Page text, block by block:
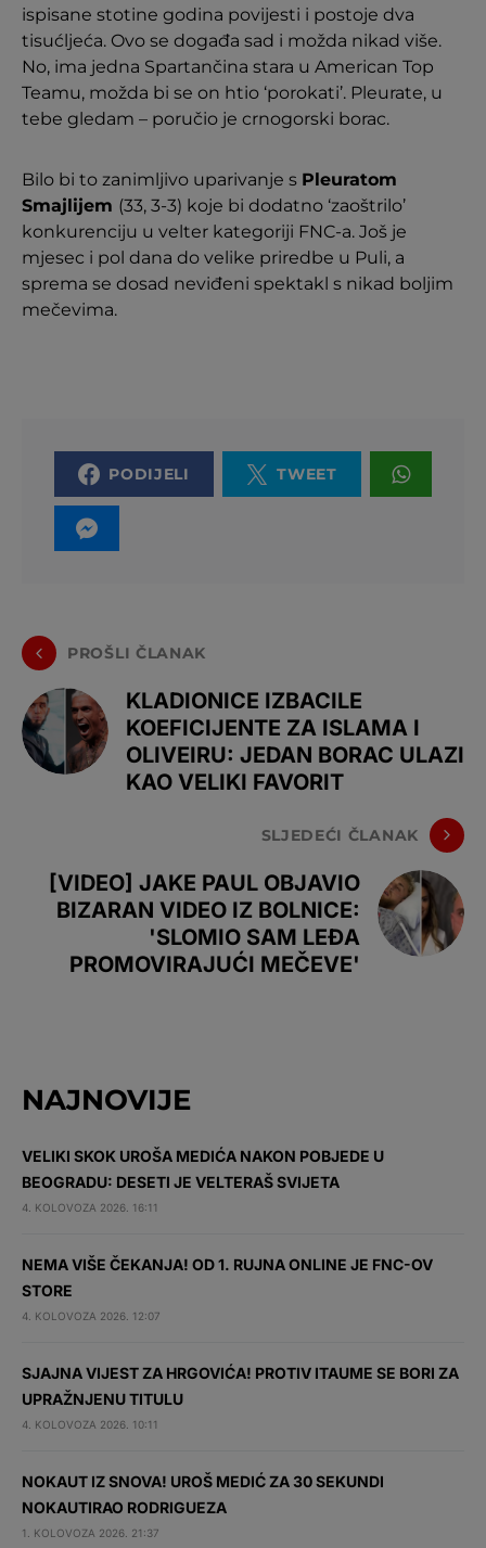
ispisane stotine godina povijesti i postoje dva
tisućljeća. Ovo se događa sad i možda nikad više.
No, ima jedna Spartančina stara u American Top
Teamu, možda bi se on htio ‘porokati’. Pleurate, u
tebe gledam – poručio je crnogorski borac.
Bilo bi to zanimljivo uparivanje s Pleuratom
Smajlijem (33, 3-3) koje bi dodatno ‘zaoštrilo’
konkurenciju u velter kategoriji FNC-a. Još je
mjesec i pol dana do velike priredbe u Puli, a
sprema se dosad neviđeni spektakl s nikad boljim
mečevima.
PODIJELI TWEET
PROŠLI ČLANAK
KLADIONICE IZBACILE
KOEFICIJENTE ZA ISLAMA I
OLIVEIRU: JEDAN BORAC ULAZI
KAO VELIKI FAVORIT
SLJEDEĆI ČLANAK
[VIDEO] JAKE PAUL OBJAVIO
BIZARAN VIDEO IZ BOLNICE:
'SLOMIO SAM LEĐA
PROMOVIRAJUĆI MEČEVE'
NAJNOVIJE
VELIKI SKOK UROŠA MEDIĆA NAKON POBJEDE U
BEOGRADU: DESETI JE VELTERAŠ SVIJETA
4. KOLOVOZA 2026. 16:11
NEMA VIŠE ČEKANJA! OD 1. RUJNA ONLINE JE FNC-OV
STORE
4. KOLOVOZA 2026. 12:07
SJAJNA VIJEST ZA HRGOVIĆA! PROTIV ITAUME SE BORI ZA
UPRAŽNJENU TITULU
4. KOLOVOZA 2026. 10:11
NOKAUT IZ SNOVA! UROŠ MEDIĆ ZA 30 SEKUNDI
NOKAUTIRAO RODRIGUEZA
1. KOLOVOZA 2026. 21:37